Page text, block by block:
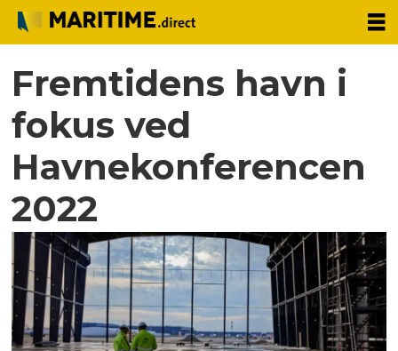
Fremtidens havn i
fokus ved
Havnekonferencen
2022